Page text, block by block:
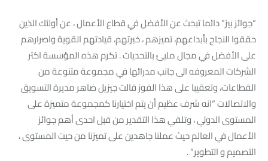
“جوائز بيز” دائما تبحث عن الأفضل في قطاع الأعمال ، عن أولئك الذين
حققوا النجاح بأبداعهم، تميزهم ، خبرتهم، قيادتهم القوية واصرارهم
على الأفضل في مجال مليئ بالتحديات . تكرم هذه المؤسسة اكتر
الشركات المعروفه الى جانب مدرائها في مجموعة متنوعة من
القطاعات، وتعقيبا على هذا الفوز قالت جيزيل ضاهر مديرة التسويق
والاتصالات “انه شرف عظيم أن يتم اختيارنا كمجموعة متميزة على
المستوى الدولي ، وتلقي هذا التقدير من قبل احدى أهم جوائز
الأعمال في العالم حيث عملنا جاهدين على تميزنا من حيت المستوى ،
التصميم و التطوير” .